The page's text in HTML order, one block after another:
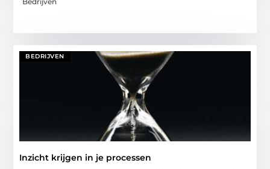
BEDRIJVEN
Inzicht krijgen in je processen